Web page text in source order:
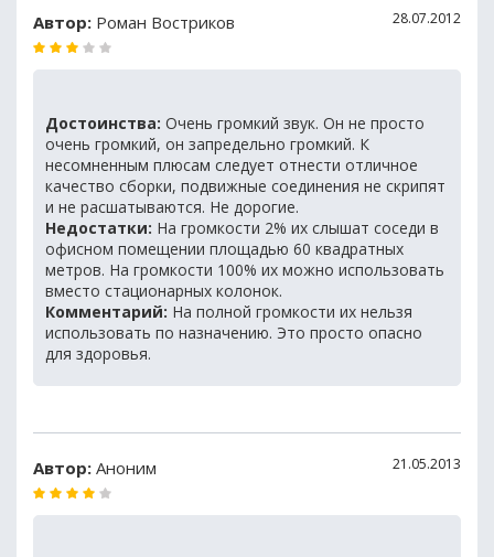
Автор: Роман Востриков 28.07.2012
Достоинства: Очень громкий звук. Он не просто
очень громкий, он запредельно громкий. К
несомненным плюсам следует отнести отличное
качество сборки, подвижные соединения не скрипят
и не расшатываются. Не дорогие.
Недостатки: На громкости 2% их слышат соседи в
офисном помещении площадью 60 квадратных
метров. На громкости 100% их можно использовать
вместо стационарных колонок.
Комментарий: На полной громкости их нельзя
использовать по назначению. Это просто опасно
для здоровья.
Автор: Аноним 21.05.2013